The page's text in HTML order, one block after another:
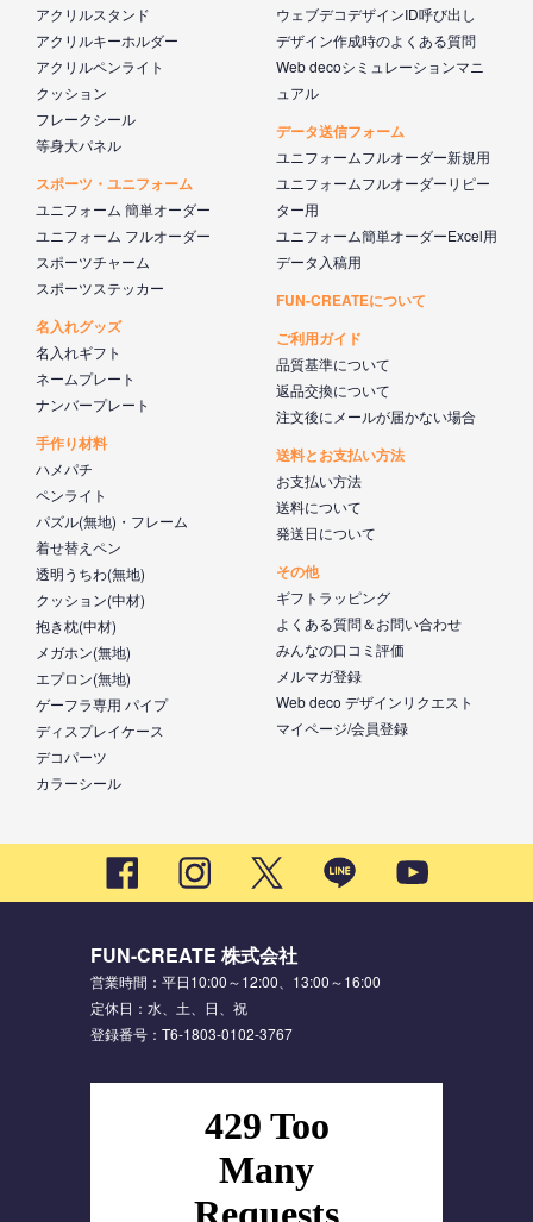
アクリルスタンド
アクリルキーホルダー
アクリルペンライト
クッション
フレークシール
等身大パネル
スポーツ・ユニフォーム
ユニフォーム 簡単オーダー
ユニフォーム フルオーダー
スポーツチャーム
スポーツステッカー
名入れグッズ
名入れギフト
ネームプレート
ナンバープレート
手作り材料
ハメパチ
ペンライト
パズル(無地)・フレーム
着せ替えペン
透明うちわ(無地)
クッション(中材)
抱き枕(中材)
メガホン(無地)
エプロン(無地)
ゲーフラ専用 パイプ
ディスプレイケース
デコパーツ
カラーシール
ウェブデコデザインID呼び出し
デザイン作成時のよくある質問
Web decoシミュレーションマニ
ュアル
データ送信フォーム
ユニフォームフルオーダー新規用
ユニフォームフルオーダーリピー
ター用
ユニフォーム簡単オーダーExcel用
データ入稿用
FUN-CREATEについて
ご利用ガイド
品質基準について
返品交換について
注文後にメールが届かない場合
送料とお支払い方法
お支払い方法
送料について
発送日について
その他
ギフトラッピング
よくある質問＆お問い合わせ
みんなの口コミ評価
メルマガ登録
Web deco デザインリクエスト
マイページ/会員登録
FUN-CREATE 株式会社
営業時間：平日10:00～12:00、13:00～16:00
定休日：水、土、日、祝
登録番号：T6-1803-0102-3767